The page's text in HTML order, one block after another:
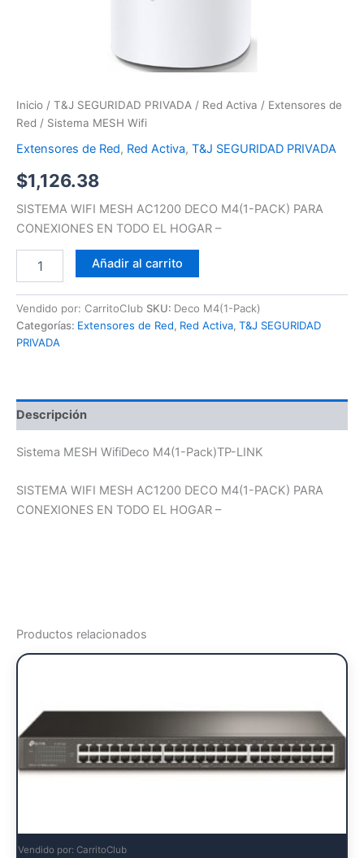
Inicio / T&J SEGURIDAD PRIVADA / Red Activa / Extensores de
Red / Sistema MESH Wifi
Extensores de Red, Red Activa, T&J SEGURIDAD PRIVADA
$1,126.38
SISTEMA WIFI MESH AC1200 DECO M4(1-PACK) PARA
CONEXIONES EN TODO EL HOGAR –
Añadir al carrito
Vendido por: CarritoClub SKU: Deco M4(1-Pack)
Categorías: Extensores de Red, Red Activa, T&J SEGURIDAD
PRIVADA
Descripción
Sistema MESH WifiDeco M4(1-Pack)TP-LINK
SISTEMA WIFI MESH AC1200 DECO M4(1-PACK) PARA
CONEXIONES EN TODO EL HOGAR –
Productos relacionados
Vendido por: CarritoClub